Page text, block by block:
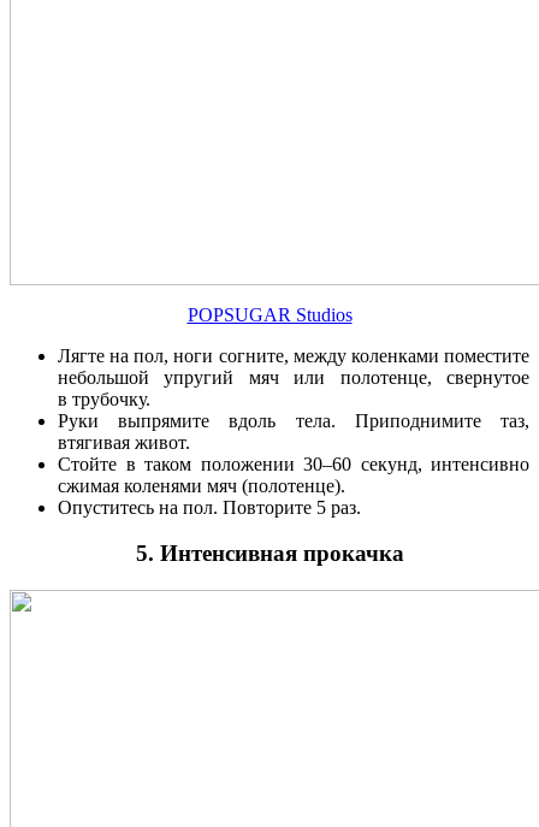
POPSUGAR Studios
Лягте на пол, ноги согните, между коленками поместите
небольшой упругий мяч или полотенце, свернутое
в трубочку.
Руки выпрямите вдоль тела. Приподнимите таз,
втягивая живот.
Стойте в таком положении 30–60 секунд, интенсивно
сжимая коленями мяч (полотенце).
Опуститесь на пол. Повторите 5 раз.
5. Интенсивная прокачка